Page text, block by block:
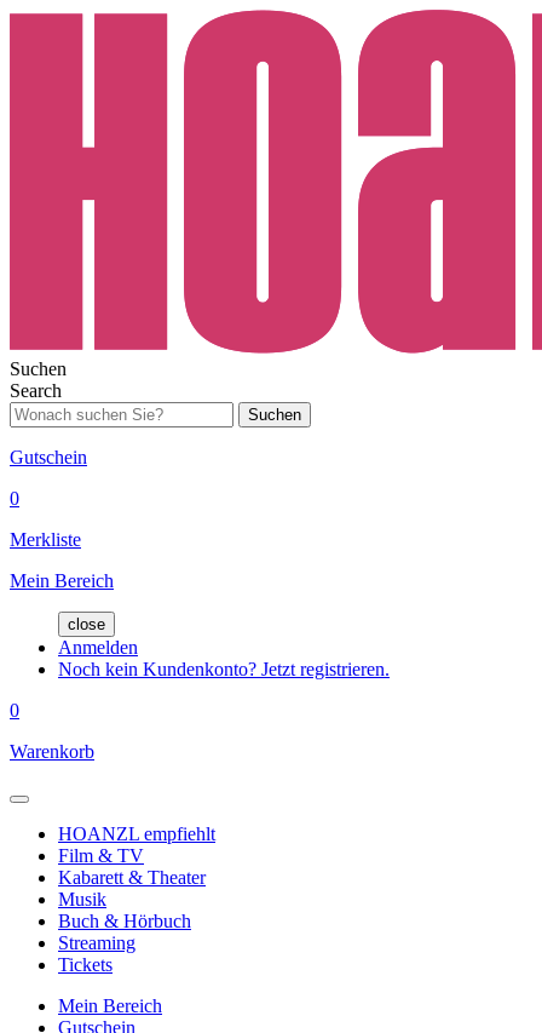
Suchen
Search
Suchen
Gutschein
0
Merkliste
Mein Bereich
close
Anmelden
Noch kein Kundenkonto? Jetzt registrieren.
0
Warenkorb
HOANZL empfiehlt
Film & TV
Kabarett & Theater
Musik
Buch & Hörbuch
Streaming
Tickets
Mein Bereich
Gutschein